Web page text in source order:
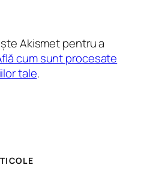
Akismet pentru a
cum sunt procesate
tale.